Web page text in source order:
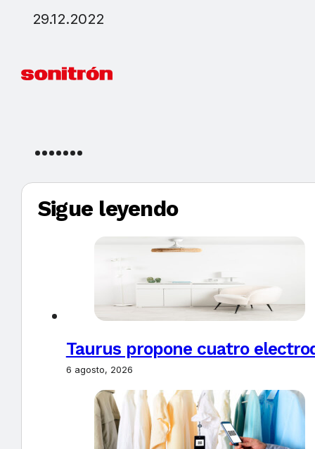
29.12.2022
Sigue leyendo
Taurus propone cuatro
6 agosto, 2026